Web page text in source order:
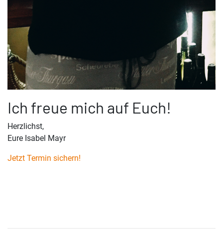
Ich freue mich auf Euch!
Herzlichst,
Eure Isabel Mayr
Jetzt Termin sichern!